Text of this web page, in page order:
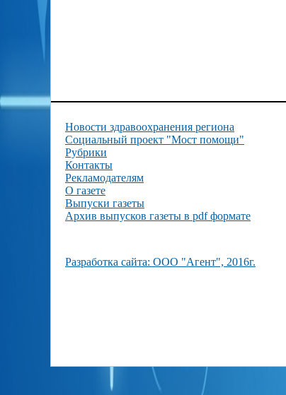
Новости здравоохранения региона
Социальный проект "Мост помощи"
Рубрики
Контакты
Рекламодателям
О газете
Выпуски газеты
Архив выпусков газеты в pdf формате
Разработка сайта: ООО "Агент", 2016г.